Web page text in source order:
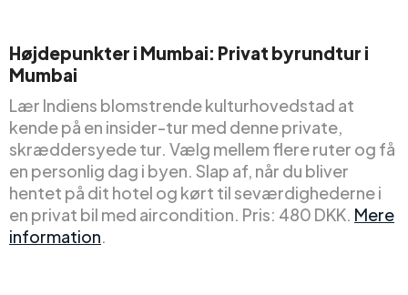
Højdepunkter i Mumbai: Privat byrundtur i
Mumbai
Lær Indiens blomstrende kulturhovedstad at
kende på en insider-tur med denne private,
skræddersyede tur. Vælg mellem flere ruter og få
en personlig dag i byen. Slap af, når du bliver
hentet på dit hotel og kørt til seværdighederne i
en privat bil med aircondition. Pris: 480 DKK. Mere
information.